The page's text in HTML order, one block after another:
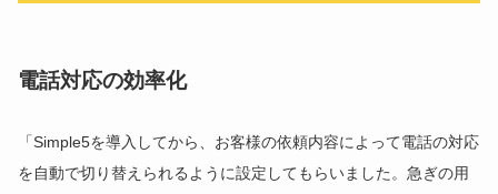
電話対応の効率化
「Simple5を導入してから、お客様の依頼内容によって電話の対応
を自動で切り替えられるように設定してもらいました。急ぎの用